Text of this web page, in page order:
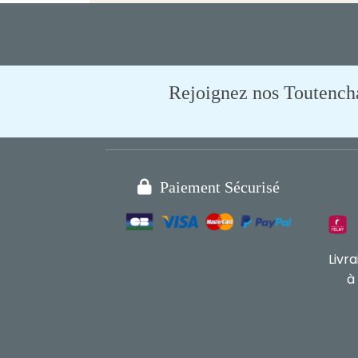
Rejoignez nos
 Paiement Sécurisé
à